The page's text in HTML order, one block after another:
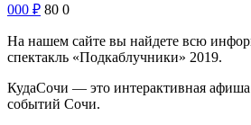
000 ₽ 80 0
На нашем сайте вы найдете всю
спектакль «Подкаблучники» 2019.
КудаСочи — это интерактивная
событий Сочи.